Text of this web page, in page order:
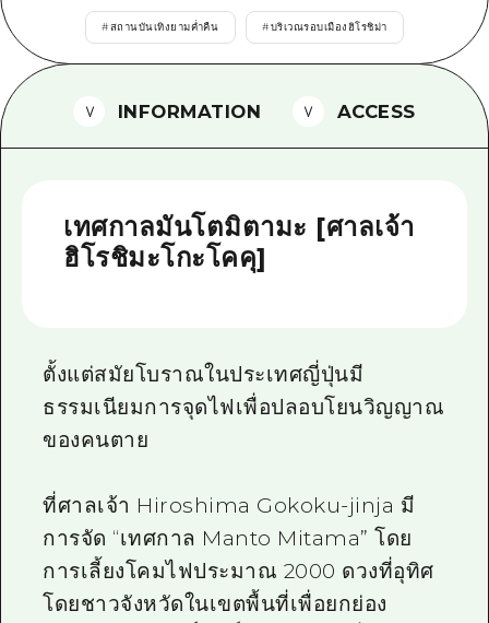
ธรรมชาติ
ฮิโรชิม่า ฟรี Wi-Fi
TRAVELPAL International
ไกด์อาสาสมัครไ
วิดีโอฮิโรชิม่า
ดาวน์โหลดรูปภาพ
#สถานบันเทิงยามค่ำคืน #บริเวณรอบเมืองฮิโรชิม่า
INFORMATION ACCESS
เทศกาลมันโตมิตามะ [ศาลเจ้า
ฮิโรชิมะโกะโคคุ]
ตั้งแต่สมัยโบราณในประเทศญี่ปุ่นมี
ธรรมเนียมการจุดไฟเพื่อปลอบโยนวิญญาณ
ของคนตาย
ที่ศาลเจ้า Hiroshima Gokoku-jinja มี
การจัด “เทศกาล Manto Mitama” โดย
การเลี้ยงโคมไฟประมาณ 2000 ดวงที่อุทิศ
โดยชาวจังหวัดในเขตพื้นที่เพื่อยกย่อง